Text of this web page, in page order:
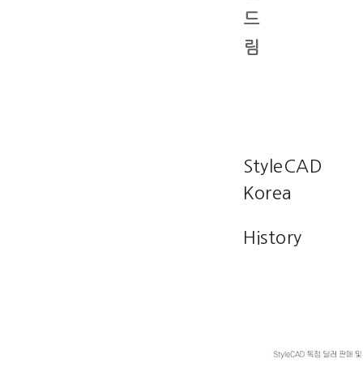
드
림
StyleCAD
Korea
History